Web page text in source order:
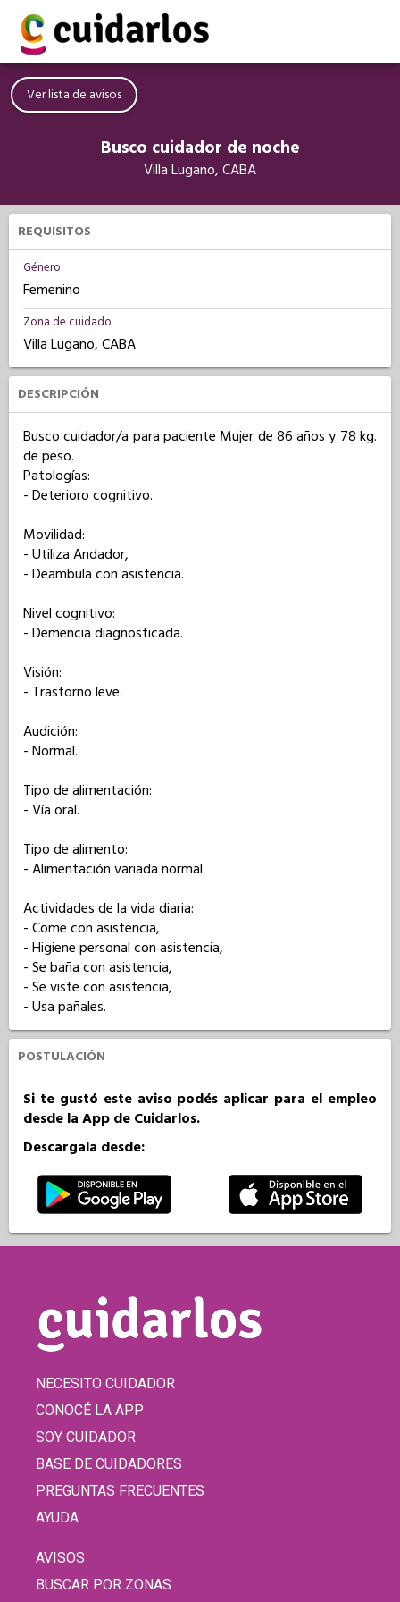
Ver lista de avisos
Busco cuidador de noche
Villa Lugano, CABA
REQUISITOS
Género
Femenino
Zona de cuidado
Villa Lugano, CABA
DESCRIPCIÓN
Busco cuidador/a para paciente Mujer de 86 años y 78 kg.
de peso.
Patologías:
- Deterioro cognitivo.
Movilidad:
- Utiliza Andador,
- Deambula con asistencia.
Nivel cognitivo:
- Demencia diagnosticada.
Visión:
- Trastorno leve.
Audición:
- Normal.
Tipo de alimentación:
- Vía oral.
Tipo de alimento:
- Alimentación variada normal.
Actividades de la vida diaria:
- Come con asistencia,
- Higiene personal con asistencia,
- Se baña con asistencia,
- Se viste con asistencia,
- Usa pañales.
POSTULACIÓN
Si te gustó este aviso podés aplicar para el empleo
desde la App de Cuidarlos.
Descargala desde:
NECESITO CUIDADOR
CONOCÉ LA APP
SOY CUIDADOR
BASE DE CUIDADORES
PREGUNTAS FRECUENTES
AYUDA
AVISOS
BUSCAR POR ZONAS